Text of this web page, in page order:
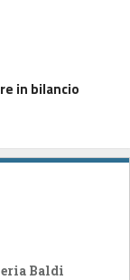
in bilancio
Baldi